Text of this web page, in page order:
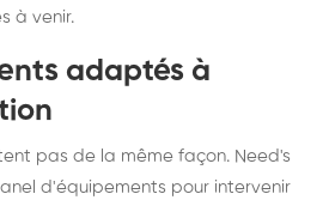
à venir.
adaptés à
pas de la même façon. Need's
d'équipements pour intervenir